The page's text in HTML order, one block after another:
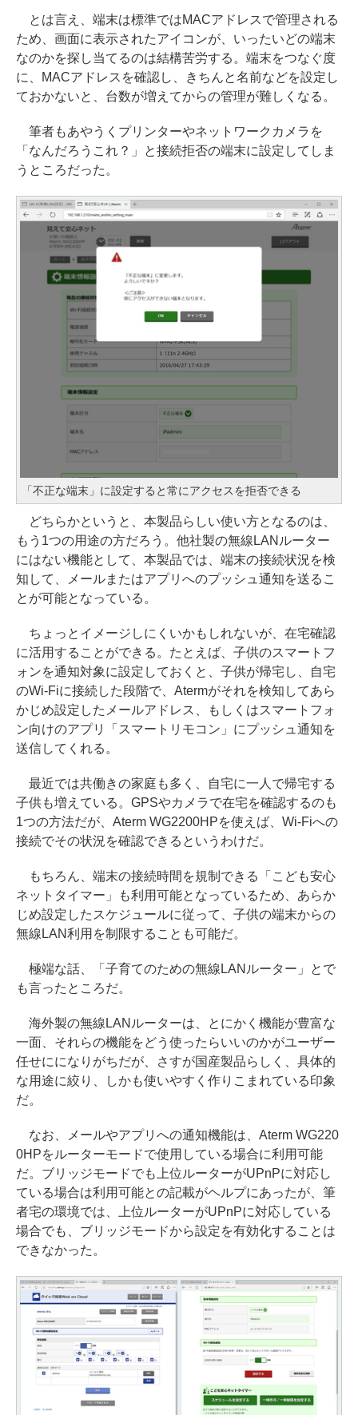
とは言え、端末は標準ではMACアドレスで管理される
ため、画面に表示されたアイコンが、いったいどの端末
なのかを探し当てるのは結構苦労する。端末をつなぐ度
に、MACアドレスを確認し、きちんと名前などを設定し
ておかないと、台数が増えてからの管理が難しくなる。
筆者もあやうくプリンターやネットワークカメラを
「なんだろうこれ？」と接続拒否の端末に設定してしま
うところだった。
「不正な端末」に設定すると常にアクセスを拒否できる
どちらかというと、本製品らしい使い方となるのは、
もう1つの用途の方だろう。他社製の無線LANルーター
にはない機能として、本製品では、端末の接続状況を検
知して、メールまたはアプリへのプッシュ通知を送るこ
とが可能となっている。
ちょっとイメージしにくいかもしれないが、在宅確認
に活用することができる。たとえば、子供のスマートフ
ォンを通知対象に設定しておくと、子供が帰宅し、自宅
のWi-Fiに接続した段階で、Atermがそれを検知してあら
かじめ設定したメールアドレス、もしくはスマートフォ
ン向けのアプリ「スマートリモコン」にプッシュ通知を
送信してくれる。
最近では共働きの家庭も多く、自宅に一人で帰宅する
子供も増えている。GPSやカメラで在宅を確認するのも
1つの方法だが、Aterm WG2200HPを使えば、Wi-Fiへの
接続でその状況を確認できるというわけだ。
もちろん、端末の接続時間を規制できる「こども安心
ネットタイマー」も利用可能となっているため、あらか
じめ設定したスケジュールに従って、子供の端末からの
無線LAN利用を制限することも可能だ。
極端な話、「子育てのための無線LANルーター」とで
も言ったところだ。
海外製の無線LANルーターは、とにかく機能が豊富な
一面、それらの機能をどう使ったらいいのかがユーザー
任せにになりがちだが、さすが国産製品らしく、具体的
な用途に絞り、しかも使いやすく作りこまれている印象
だ。
なお、メールやアプリへの通知機能は、Aterm WG220
0HPをルーターモードで使用している場合に利用可能
だ。ブリッジモードでも上位ルーターがUPnPに対応し
ている場合は利用可能との記載がヘルプにあったが、筆
者宅の環境では、上位ルーターがUPnPに対応している
場合でも、ブリッジモードから設定を有効化することは
できなかった。